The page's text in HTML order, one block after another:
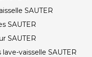
SAUTER
SAUTER
SAUTER
vaisselle SAUTER